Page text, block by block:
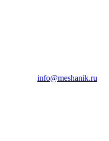
info@meshanik.ru